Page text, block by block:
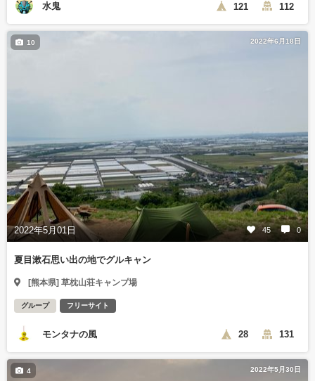
水鬼 121 112
2022年6月18日
2022年5月01日 45 0
10
夏目漱石思い出の地でグルキャン
[熊本県] 草枕山荘キャンプ場
グループ フリーサイト
モンタナの風 28 131
2022年5月30日
4